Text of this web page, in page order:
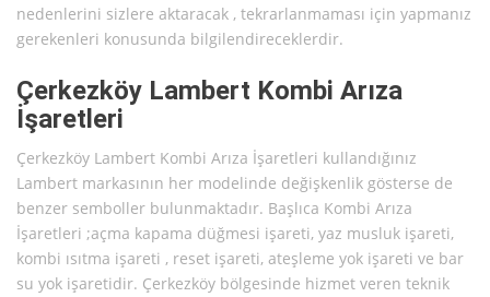
nedenlerini sizlere aktaracak , tekrarlanmaması için yapmanız
gerekenleri konusunda bilgilendireceklerdir.
Çerkezköy Lambert Kombi Arıza
İşaretleri
Çerkezköy Lambert Kombi Arıza İşaretleri kullandığınız
Lambert markasının her modelinde değişkenlik gösterse de
benzer semboller bulunmaktadır. Başlıca Kombi Arıza
İşaretleri ;açma kapama düğmesi işareti, yaz musluk işareti,
kombi ısıtma işareti , reset işareti, ateşleme yok işareti ve bar
su yok işaretidir. Çerkezköy bölgesinde hizmet veren teknik